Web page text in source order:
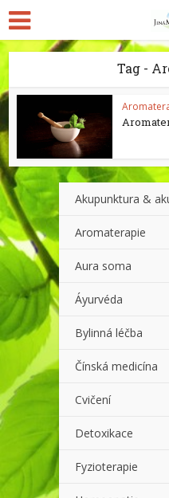
Tag -
Akupunktura &
Aromaterapie
Aura soma
Áyurvéda
Bylinná léčba
Čínská medicína
Cvičení
Detoxikace
Fyzioterapie